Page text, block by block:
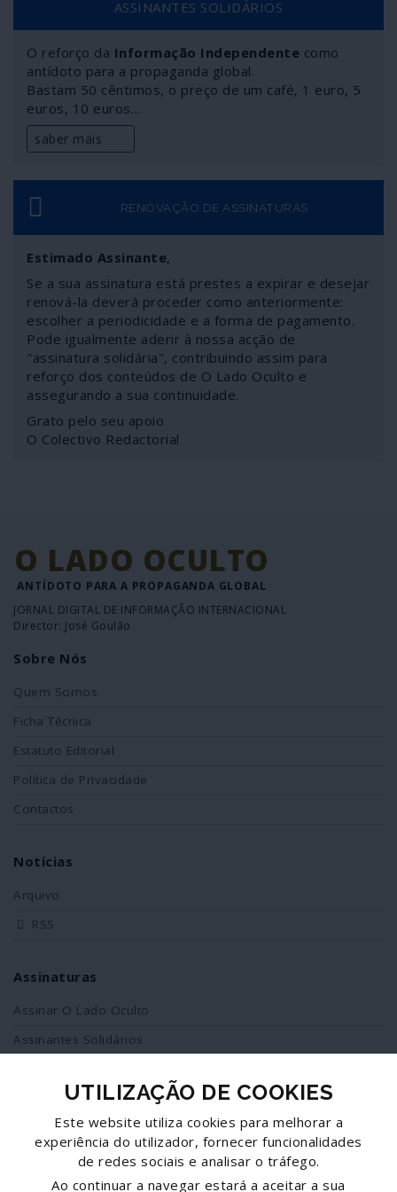
multilateralismo, a igualdade entre os povos e os
Estados, Vladimir Putin e Xi Jinping não hesitaram em
solidarizar-se mutuamente com recentes movimentos
políticos nos dois países como o referendo
constitucional na Rússia e a entrada em vigor da lei de
segurança nacional em Hong Kong.
ASSINANTES SOLIDÁRIOS
O reforço da Informação Independente como
antídoto para a propaganda global.
Bastam 50 cêntimos, o preço de um café, 1 euro, 5
euros, 10 euros…
saber mais
RENOVAÇÃO DE ASSINATURAS
Estimado Assinante,
Se a sua assinatura está prestes a expirar e desejar
renová-la deverá proceder como anteriormente:
escolher a periodicidade e a forma de pagamento.
Pode igualmente aderir à nossa acção de
"assinatura solidária", contribuindo assim para
reforço dos conteúdos de O Lado Oculto e
assegurando a sua continuidade.
Grato pelo seu apoio
O Colectivo Redactorial
O LADO OCULTO
ANTÍDOTO PARA A PROPAGANDA GLOBAL
JORNAL DIGITAL DE INFORMAÇÃO INTERNACIONAL
Director: José Goulão
Sobre Nós
Quem Somos
Ficha Técnica
Estatuto Editorial
Política de Privacidade
Contactos
Notícias
Arquivo
RSS
Assinaturas
Assinar O Lado Oculto
Assinantes Solidários
Redes Sociais
Siga-nos no facebook
UTILIZAÇÃO DE COOKIES
Este website utiliza cookies para melhorar a
experiência do utilizador, fornecer funcionalidades
de redes sociais e analisar o tráfego.
Ao continuar a navegar estará a aceitar a sua